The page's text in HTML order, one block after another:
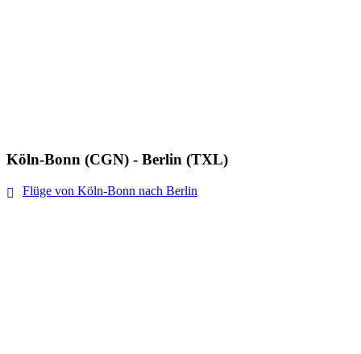
Köln-Bonn (CGN) - Berlin (TXL)
Flüge von Köln-Bonn nach Berlin